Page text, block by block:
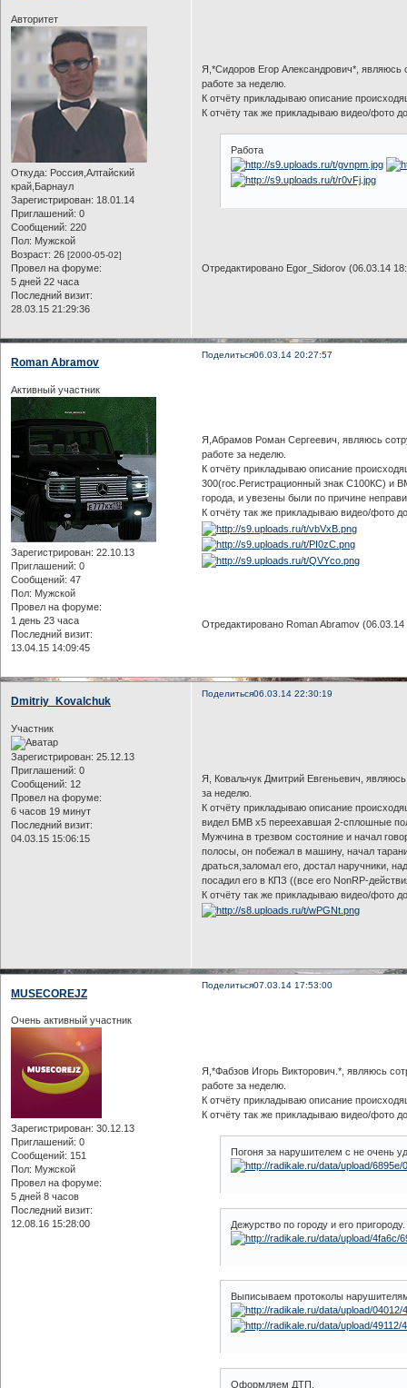
Авторитет
Откуда: Россия,Алтайский
край,Барнаул
Зарегистрирован: 18.01.14
Приглашений: 0
Сообщений: 220
Пол: Мужской
Возраст: 26 [2000-05-02]
Провел на форуме:
5 дней 22 часа
Последний визит:
28.03.15 21:29:36
Я,*Cидоров Егор Александрович*,
работе за неделю.
К отчёту прикладываю описание
К отчёту так же прикладываю видео/фото
Работа
Отредактировано Egor_Sidorov (06.03.14
Поделиться06.03.14 20:27:57
Roman Abramov
Активный участник
Зарегистрирован: 22.10.13
Приглашений: 0
Сообщений: 47
Пол: Мужской
Провел на форуме:
1 день 23 часа
Последний визит:
13.04.15 14:09:45
Я,Абрамов Роман Сергеевич, являюсь
работе за неделю.
К отчёту прикладываю описание
300(гос.Регистрационный знак С100КС) и
города, и увезены были по причине
К отчёту так же прикладываю видео/фото
Отредактировано Roman Abramov (06.03.14
Поделиться06.03.14 22:30:19
Dmitriy_Kovalchuk
Участник
Зарегистрирован: 25.12.13
Приглашений: 0
Сообщений: 12
Провел на форуме:
6 часов 19 минут
Последний визит:
04.03.15 15:06:15
Я, Ковальчук Дмитрий Евгеньевич,
за неделю.
К отчёту прикладываю описание
видел БМВ х5 переехавшая 2-сплошные
Мужчина в трезвом состояние и начал
полосы, он побежал в машину, начал
драться,заломал его, достал наручники,
посадил его в КПЗ ((все его NonRP-
К отчёту так же прикладываю видео/фото
Поделиться07.03.14 17:53:00
MUSECOREJZ
Очень активный участник
Зарегистрирован: 30.12.13
Приглашений: 0
Сообщений: 151
Пол: Мужской
Провел на форуме:
5 дней 8 часов
Последний визит:
12.08.16 15:28:00
Я,*Фабзов Игорь Викторович.*, являюсь
работе за неделю.
К отчёту прикладываю описание
К отчёту так же прикладываю видео/фото
Погоня за нарушителем с не очень
Дежурство по городу и его пригороду.
Выписываем протоколы
Оформляем ДТП.